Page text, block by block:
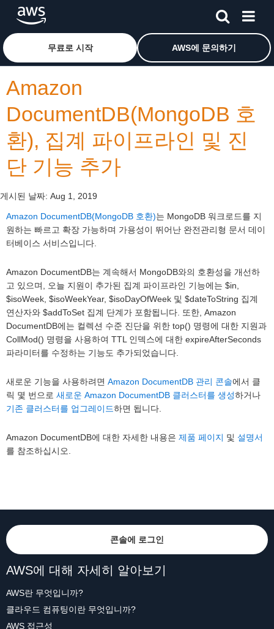
메인 콘텐츠로 건너뛰기Amazon Web Services 홈 페이지로 돌아가려면 여기를 클
무료로 시작 AWS에 문의하기
Amazon
DocumentDB(MongoDB 호
환), 집계 파이프라인 및 진
단 기능 추가
게시된 날짜: Aug 1, 2019
Amazon DocumentDB(MongoDB 호환)는 MongoDB 워크로드를 지
원하는 빠르고 확장 가능하며 가용성이 뛰어난 완전관리형 문서 데이
터베이스 서비스입니다.
Amazon DocumentDB는 계속해서 MongoDB와의 호환성을 개선하
고 있으며, 오늘 지원이 추가된 집계 파이프라인 기능에는 $in,
$isoWeek, $isoWeekYear, $isoDayOfWeek 및 $dateToString 집계
연산자와 $addToSet 집계 단계가 포함됩니다. 또한, Amazon
DocumentDB에는 컬렉션 수준 진단을 위한 top() 명령에 대한 지원과
CollMod() 명령을 사용하여 TTL 인덱스에 대한 expireAfterSeconds
파라미터를 수정하는 기능도 추가되었습니다.
새로운 기능을 사용하려면 Amazon DocumentDB 관리 콘솔에서 클
릭 몇 번으로 새로운 Amazon DocumentDB 클러스터를 생성하거나
기존 클러스터를 업그레이드하면 됩니다.
Amazon DocumentDB에 대한 자세한 내용은 제품 페이지 및 설명서
를 참조하십시오.
콘솔에 로그인
AWS에 대해 자세히 알아보기
AWS란 무엇입니까?
클라우드 컴퓨팅이란 무엇입니까?
AWS 접근성